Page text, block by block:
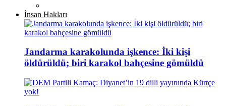
İnsan Hakları
Jandarma karakolunda işkence: İki kişi
öldürüldü; biri karakol bahçesine gömüldü